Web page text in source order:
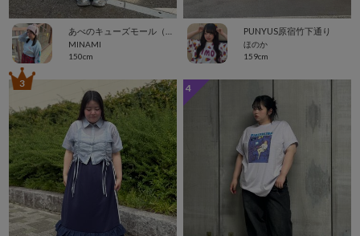
MINAMI
150cm
PUNYUS原宿竹下通り
ほのか
159cm
3 4